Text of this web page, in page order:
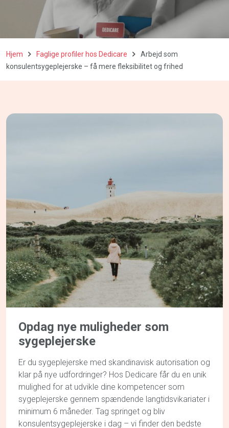
Hjem Faglige profiler hos Dedicare
Arbejd som
konsulentsygeplejerske – få mere fleksibilitet og frihed
Opdag nye muligheder som
sygeplejerske
Er du sygeplejerske med skandinavisk autorisation og
klar på nye udfordringer? Hos Dedicare får du en unik
mulighed for at udvikle dine kompetencer som
sygeplejerske gennem spændende langtidsvikariater i
minimum 6 måneder. Tag springet og bliv
konsulentsygeplejerske i dag – vi finder den bedste